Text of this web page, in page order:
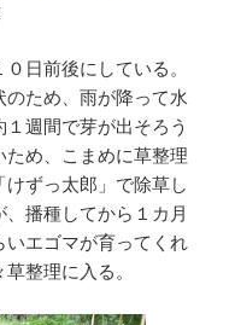
日前後にしている。
ため、雨が降って水
週間で芽が出そろう
め、こまめに草整理
ずっ太郎」で除草し
播種してから１カ月
エゴマが育ってくれ
整理に入る。